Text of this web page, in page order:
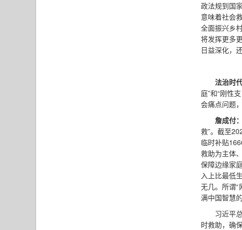
政法规到国
意味着社会
全面振兴乡
将发挥更多
日益深化，
法治时代
庭”和“刚性
会痛点问题
詹成付：
救”。截至
临时补贴
救助为主体
保障边缘家
入上比最低
无几。所谓
满中国智慧
习近平
时救助，确